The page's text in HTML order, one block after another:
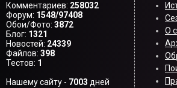
Комментариев: 258032
Форум: 1548/97408
Обои/Фото: 3872
Блог: 1321
Новостей: 24339
Файлов: 398
Тестов: 1
Нашему сайту - 7003 дней
О